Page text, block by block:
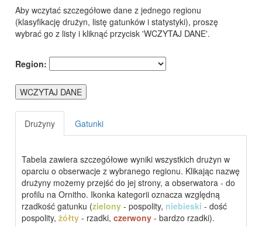
Aby wczytać szczegółowe dane z jednego regionu
(klasyfikację drużyn, listę gatunków i statystyki), proszę
wybrać go z listy i kliknąć przycisk 'WCZYTAJ DANE'.
Region:
WCZYTAJ DANE
Drużyny Gatunki
Tabela zawiera szczegółowe wyniki wszystkich drużyn w
oparciu o obserwacje z wybranego regionu. Klikając nazwę
drużyny możemy przejść do jej strony, a obserwatora - do
profilu na Ornitho. Ikonka kategorii oznacza względną
rzadkość gatunku (zielony - pospolity, niebieski - dość
pospolity,żółty - rzadki,czerwony - bardzo rzadki).